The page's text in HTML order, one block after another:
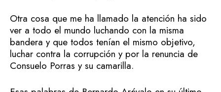
Otra cosa que me ha llamado la atención ha sido
ver a todo el mundo luchando con la misma
bandera y que todos tenían el mismo objetivo,
luchar contra la corrupción y por la renuncia de
Consuelo Porras y su camarilla.